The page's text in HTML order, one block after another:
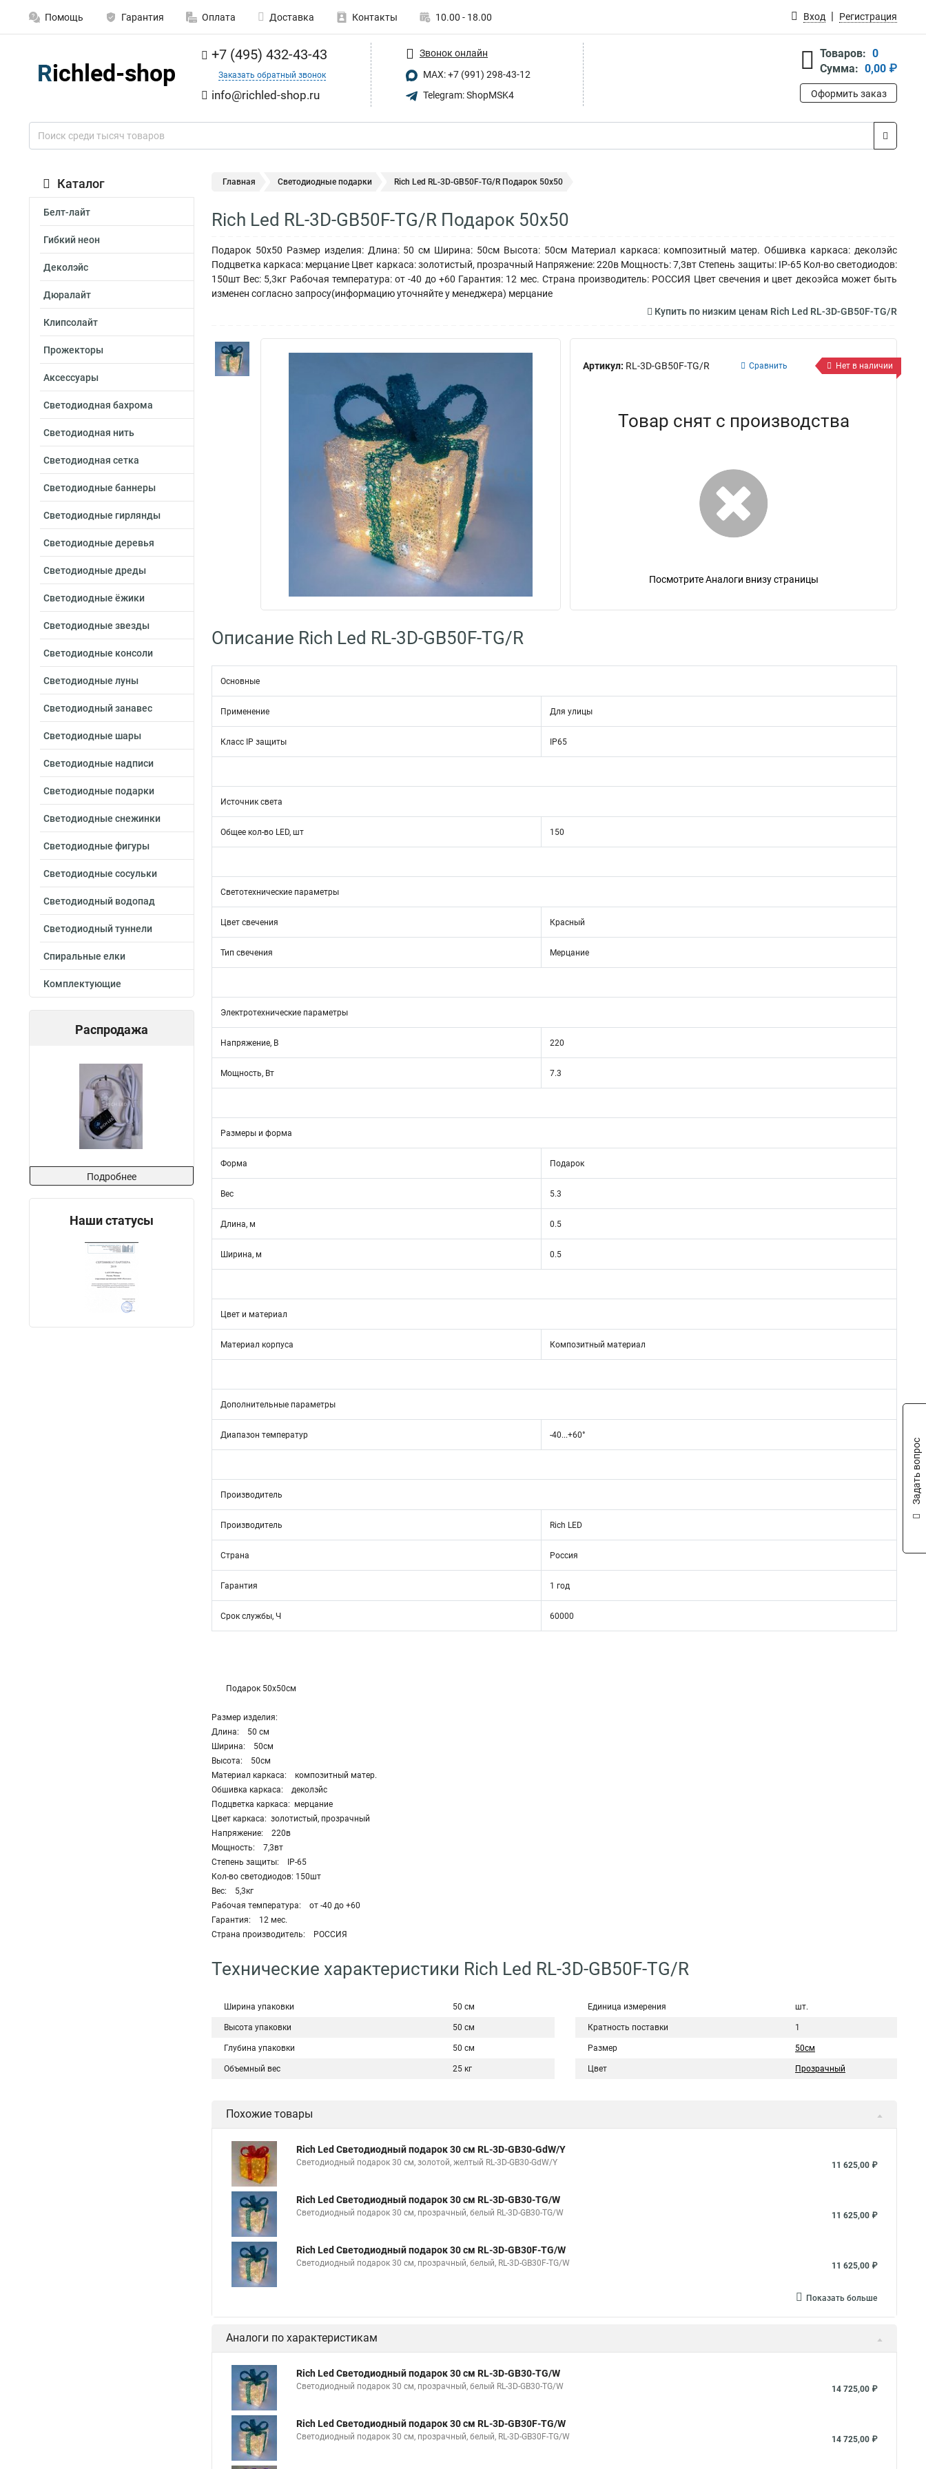
Помощь Гарантия Оплата Доставка Контакты 10.00 - 18.00 Вход Регистрация
+7 (495) 432-43-43
Заказать обратный звонок
info@richled-shop.ru
Звонок онлайн
MAX: +7 (991) 298-43-12
Telegram: ShopMSK4
Товаров: 0
Сумма: 0,00 ₽
Оформить заказ
Каталог
Белт-лайт
Гибкий неон
Деколэйс
Дюралайт
Клипсолайт
Прожекторы
Аксессуары
Светодиодная бахрома
Светодиодная нить
Светодиодная сетка
Светодиодные баннеры
Светодиодные гирлянды
Светодиодные деревья
Светодиодные дреды
Светодиодные ёжики
Светодиодные звезды
Светодиодные консоли
Светодиодные луны
Светодиодный занавес
Светодиодные шары
Светодиодные надписи
Светодиодные подарки
Светодиодные снежинки
Светодиодные фигуры
Светодиодные сосульки
Светодиодный водопад
Светодиодный туннели
Спиральные елки
Комплектующие
Распродажа
Подробнее
Наши статусы
Главная Светодиодные подарки Rich Led RL-3D-GB50F-TG/R Подарок 50х50
Rich Led RL-3D-GB50F-TG/R Подарок 50х50
Подарок 50х50 Размер изделия: Длина: 50 см Ширина: 50см Высота: 50см Материал каркаса: композитный матер. Обшивка каркаса: деколэйс
Подцветка каркаса: мерцание Цвет каркаса: золотистый, прозрачный Напряжение: 220в Мощность: 7,3вт Степень защиты: IP-65 Кол-во светодиодов:
150шт Вес: 5,3кг Рабочая температура: от -40 до +60 Гарантия: 12 мес. Страна производитель: РОССИЯ Цвет свечения и цвет декоэйса может быть
изменен согласно запросу(информацию уточняйте у менеджера) мерцание
Купить по низким ценам Rich Led RL-3D-GB50F-TG/R
Артикул: RL-3D-GB50F-TG/R Сравнить Нет в наличии
Товар снят с производства
Посмотрите Аналоги внизу страницы
Описание Rich Led RL-3D-GB50F-TG/R
Основные
Применение Для улицы
Класс IP защиты IP65
Источник света
Общее кол-во LED, шт 150
Светотехнические параметры
Цвет свечения Красный
Тип свечения Мерцание
Электротехнические параметры
Напряжение, В 220
Мощность, Вт 7.3
Размеры и форма
Форма Подарок
Вес 5.3
Длина, м 0.5
Ширина, м 0.5
Цвет и материал
Материал корпуса Композитный материал
Дополнительные параметры
Диапазон температур -40...+60°
Производитель
Производитель Rich LED
Страна Россия
Гарантия 1 год
Срок службы, Ч 60000
Подарок 50х50см
Размер изделия:
Длина: 50 см
Ширина: 50см
Высота: 50см
Материал каркаса: композитный матер.
Обшивка каркаса: деколэйс
Подцветка каркаса: мерцание
Цвет каркаса: золотистый, прозрачный
Напряжение: 220в
Мощность: 7,3вт
Степень защиты: IP-65
Кол-во светодиодов: 150шт
Вес: 5,3кг
Рабочая температура: от -40 до +60
Гарантия: 12 мес.
Страна производитель: РОССИЯ
Технические характеристики Rich Led RL-3D-GB50F-TG/R
Ширина упаковки 50 см
Высота упаковки 50 см
Глубина упаковки 50 см
Объемный вес 25 кг
Единица измерения шт.
Кратность поставки 1
Размер 50см
Цвет Прозрачный
Похожие товары
Rich Led Светодиодный подарок 30 см RL-3D-GB30-GdW/Y
Светодиодный подарок 30 см, золотой, желтый RL-3D-GB30-GdW/Y 11 625,00 ₽
Rich Led Светодиодный подарок 30 см RL-3D-GB30-TG/W
Светодиодный подарок 30 см, прозрачный, белый RL-3D-GB30-TG/W 11 625,00 ₽
Rich Led Светодиодный подарок 30 см RL-3D-GB30F-TG/W
Светодиодный подарок 30 см, прозрачный, белый, RL-3D-GB30F-TG/W 11 625,00 ₽
Показать больше
Аналоги по характеристикам
Rich Led Светодиодный подарок 30 см RL-3D-GB30-TG/W
Светодиодный подарок 30 см, прозрачный, белый RL-3D-GB30-TG/W 14 725,00 ₽
Rich Led Светодиодный подарок 30 см RL-3D-GB30F-TG/W
Светодиодный подарок 30 см, прозрачный, белый, RL-3D-GB30F-TG/W 14 725,00 ₽
Задать вопрос